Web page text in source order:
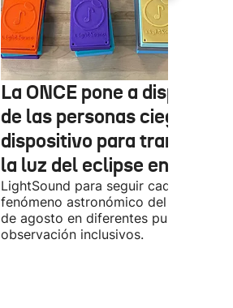
La ONCE pone a
de las personas ciegas un
dispositivo para
la luz del eclipse en
LightSound para seguir cada fase del
fenómeno astronómico del próximo
de agosto en diferentes puntos de
observación inclusivos.